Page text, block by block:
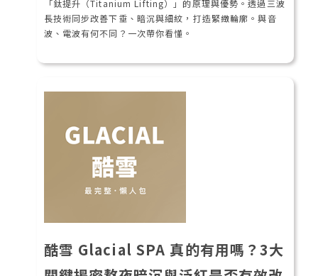
「鈦提升（Titanium Lifting）」的原理與優勢。透過三波
長技術同步改善下垂、暗沉與細紋，打造緊緻輪廓。與音
波、電波有何不同？一次帶你看懂。
酷雪 Glacial SPA 真的有用嗎？3大